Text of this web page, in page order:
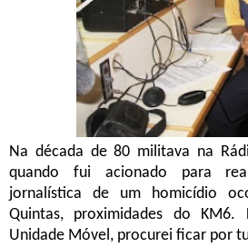
Na década de 80 militava na
quando fui acionado para
jornalística de um homicídio
Quintas, proximidades do KM6.
Unidade Móvel, procurei ficar por